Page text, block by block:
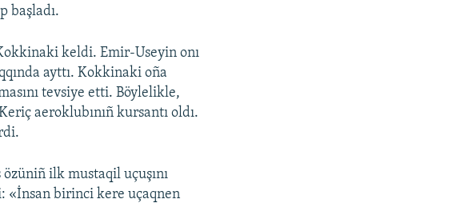
başladı.
keldi. Emir-Useyin onı
ayttı. Kokkinaki oña
tevsiye etti. Böylelikle,
aeroklubınıñ kursantı oldı.
özüniñ ilk mustaqil uçuşını
«İnsan birinci kere uçaqnen